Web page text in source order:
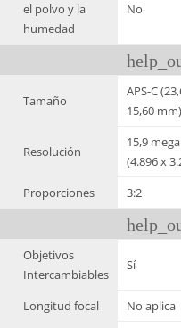
el polvo y la
humedad
No
Tamaño
APS-C
15,60 mm)
Resolución
15,9
(4.896 x
Proporciones
3:2
Objetivos
Intercambiables
Sí
Longitud focal
No aplica